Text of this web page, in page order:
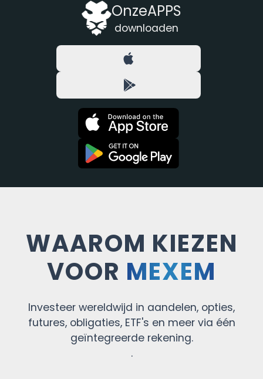
OnzeAPPS
downloaden
WAAROM KIEZEN
VOOR MEXEM
Investeer wereldwijd in aandelen, opties,
futures, obligaties, ETF's en meer via één
geïntegreerde rekening.
.